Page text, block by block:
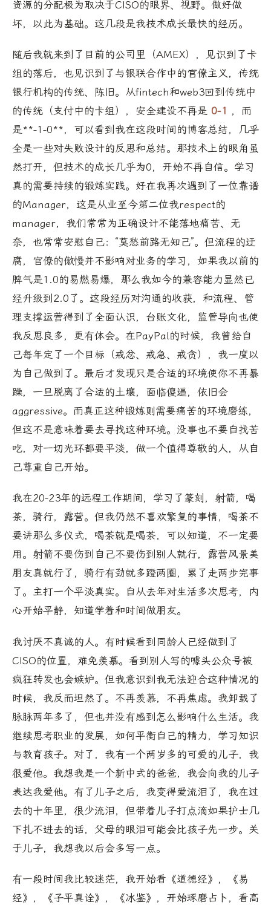
资源的分配极为取决于CISO的眼界、视野。做好做
坏，以此为基础。这几段是我技术成长最快的经历。
随后我就来到了目前的公司里（AMEX），见识到了卡
组的落后，也见识到了与银联合作中的官僚主义，传统
银行机构的传统、陈旧。从fintech和web3回到传统中
的传统（支付中的卡组），安全建设不再是 0-1 ，而
是**-1-0**，可以看到我在这段时间的博客总结，几乎
全是一些对失败设计的反思和总结。那技术上的眼角虽
然打开，但技术的成长几乎为0，开始不再自信。学习
真的需要持续的锻炼实践。好在我再次遇到了一位靠谱
的Manager，这是从业至今第二位我respect的
manager，我们常常为正确设计不能落地痛苦、无
奈，也常常安慰自己：“莫愁前路无知己”。但流程的迂
腐，官僚的傲慢并不影响对业务的学习，如果我以前的
脾气是1.0的易燃易爆，那么我如今的兼容能力显然已
经升级到2.0了。这段经历对沟通的收获，和流程、管
理支撑运营得到了全面认识，台账文化，监管导向也使
我反思良多，更有体会。在PayPal的时候，我曾给自
己每年定了一个目标（戒忿、戒急、戒贪），我一度以
为自己做到了。最后才发现只是合适的环境使你不再暴
躁，一旦脱离了合适的土壤，面临傻逼，依旧会
aggressive。而真正这种锻炼则需要痛苦的环境磨练，
但这不是意味着要去寻找这种环境。没事也不要自找苦
吃，对一切光环都要平淡，做一个值得尊敬的人，从自
己尊重自己开始。
我在20-23年的远程工作期间，学习了篆刻，射箭，喝
茶，骑行，露营。但我仍然不喜欢繁复的事情，喝茶不
要讲那么多仪式，喝茶就是喝茶，可以知道，不一定要
用。射箭不要伤到自己不要伤到别人就行，露营风景美
朋友真就行了，骑行有劲就多蹬两圈，累了走两步完事
了。主打一个平淡真实。自从去年对生活多次思考，内
心开始平静，知道学着和时间做朋友。
我讨厌不真诚的人。有时候看到同龄人已经做到了
CISO的位置，难免羡慕。看到别人写的噱头公众号被
疯狂转发也会嫉妒。但我意识到我无法迎合这种情况的
时候，我反而坦然了。不再羡慕，不再焦虑。我卸载了
脉脉两年多了，但也并没有感到怎么影响什么生活。我
继续思考职业的发展，如何平衡自己的精力，学习知识
与教育孩子。对了，我有一个两岁多的可爱的儿子，我
很爱他。我想我是一个新中式的爸爸，我会向我的儿子
表达我爱他。有了儿子之后，我变得爱流泪了，我在过
去的十年里，很少流泪，但带着儿子打点滴如果护士几
下扎不进去的话，父母的眼泪可能会比孩子先一步。关
于儿子，我想我以后会多写一点。
有一段时间我比较迷茫，我开始看《道德经》，《易
经》，《子平真诠》，《冰鉴》，开始琢磨占卜，看高